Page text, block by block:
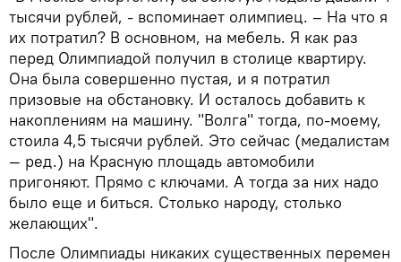
тысячи рублей, - вспоминает олимпиец. – На что я
их потратил? В основном, на мебель. Я как раз
перед Олимпиадой получил в столице квартиру.
Она была совершенно пустая, и я потратил
призовые на обстановку. И осталось добавить к
накоплениям на машину. "Волга" тогда, по-моему,
стоила 4,5 тысячи рублей. Это сейчас (медалистам
— ред.) на Красную площадь автомобили
пригоняют. Прямо с ключами. А тогда за них надо
было еще и биться. Столько народу, столько
желающих".
После Олимпиады никаких существенных перемен